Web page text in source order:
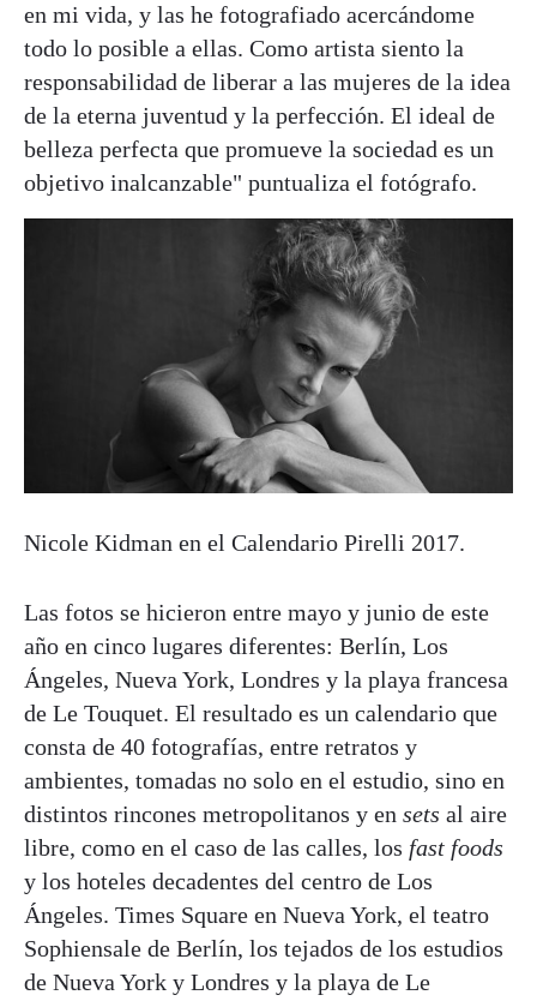
en mi vida, y las he fotografiado acercándome
todo lo posible a ellas. Como artista siento la
responsabilidad de liberar a las mujeres de la idea
de la eterna juventud y la perfección. El ideal de
belleza perfecta que promueve la sociedad es un
objetivo inalcanzable" puntualiza el fotógrafo.
Nicole Kidman en el Calendario Pirelli 2017.
Las fotos se hicieron entre mayo y junio de este
año en cinco lugares diferentes: Berlín, Los
Ángeles, Nueva York, Londres y la playa francesa
de Le Touquet. El resultado es un calendario que
consta de 40 fotografías, entre retratos y
ambientes, tomadas no solo en el estudio, sino en
distintos rincones metropolitanos y en sets al aire
libre, como en el caso de las calles, los fast foods
y los hoteles decadentes del centro de Los
Ángeles. Times Square en Nueva York, el teatro
Sophiensale de Berlín, los tejados de los estudios
de Nueva York y Londres y la playa de Le